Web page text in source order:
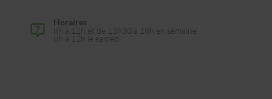
Horaires
8h à 12h et de 13h30 à 18h en semaine
8h à 12h le samedi